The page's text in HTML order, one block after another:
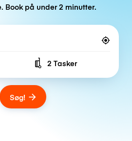
Book på under 2 minutter.
Number of bags
2 Tasker
Søg!